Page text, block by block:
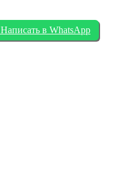
Написать в WhatsApp